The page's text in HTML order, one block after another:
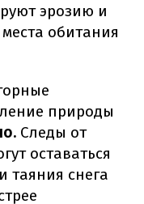
эрозию и
обитания
природы
Следы от
оставаться
таяния снега